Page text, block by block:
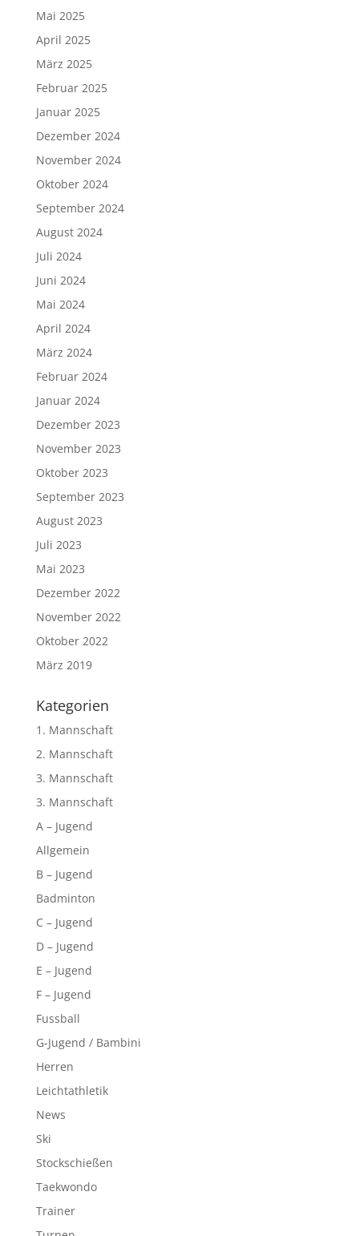
Mai 2025
April 2025
März 2025
Februar 2025
Januar 2025
Dezember 2024
November 2024
Oktober 2024
September 2024
August 2024
Juli 2024
Juni 2024
Mai 2024
April 2024
März 2024
Februar 2024
Januar 2024
Dezember 2023
November 2023
Oktober 2023
September 2023
August 2023
Juli 2023
Mai 2023
Dezember 2022
November 2022
Oktober 2022
März 2019
Kategorien
1. Mannschaft
2. Mannschaft
3. Mannschaft
3. Mannschaft
A – Jugend
Allgemein
B – Jugend
Badminton
C – Jugend
D – Jugend
E – Jugend
F – Jugend
Fussball
G-Jugend / Bambini
Herren
Leichtathletik
News
Ski
Stockschießen
Taekwondo
Trainer